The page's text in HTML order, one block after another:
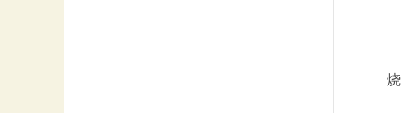
烧